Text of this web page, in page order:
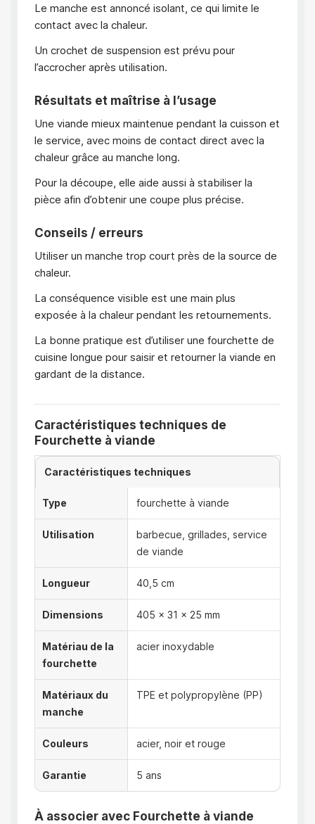
Le manche est annoncé isolant, ce qui limite le
contact avec la chaleur.
Un crochet de suspension est prévu pour
l’accrocher après utilisation.
Résultats et maîtrise à l’usage
Une viande mieux maintenue pendant la cuisson et
le service, avec moins de contact direct avec la
chaleur grâce au manche long.
Pour la découpe, elle aide aussi à stabiliser la
pièce afin d’obtenir une coupe plus précise.
Conseils / erreurs
Utiliser un manche trop court près de la source de
chaleur.
La conséquence visible est une main plus
exposée à la chaleur pendant les retournements.
La bonne pratique est d’utiliser une fourchette de
cuisine longue pour saisir et retourner la viande en
gardant de la distance.
Caractéristiques techniques de
Fourchette à viande
Caractéristiques techniques
Type fourchette à viande
Utilisation
barbecue, grillades, service
de viande
Longueur 40,5 cm
Dimensions 405 × 31 × 25 mm
Matériau de la
fourchette
acier inoxydable
Matériaux du
manche
TPE et polypropylène (PP)
Couleurs acier, noir et rouge
Garantie 5 ans
À associer avec Fourchette à viande